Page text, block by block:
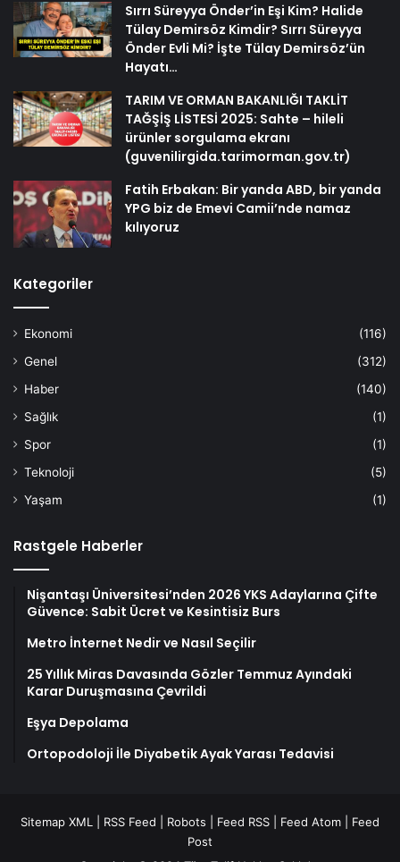
Sırrı Süreyya Önder’in Eşi Kim? Halide
Tülay Demirsöz Kimdir? Sırrı Süreyya
Önder Evli Mi? İşte Tülay Demirsöz’ün
Hayatı…
TARIM VE ORMAN BAKANLIĞI TAKLİT
TAĞŞİŞ LİSTESİ 2025: Sahte – hileli
ürünler sorgulama ekranı
(guvenilirgida.tarimorman.gov.tr)
Fatih Erbakan: Bir yanda ABD, bir yanda
YPG biz de Emevi Camii’nde namaz
kılıyoruz
Kategoriler
Ekonomi
(116)
Genel
(312)
Haber
(140)
Sağlık
(1)
Spor
(1)
Teknoloji
(5)
Yaşam
(1)
Rastgele Haberler
Nişantaşı Üniversitesi’nden 2026 YKS Adaylarına Çifte
Güvence: Sabit Ücret ve Kesintisiz Burs
Metro İnternet Nedir ve Nasıl Seçilir
25 Yıllık Miras Davasında Gözler Temmuz Ayındaki
Karar Duruşmasına Çevrildi
Eşya Depolama
Ortopodoloji İle Diyabetik Ayak Yarası Tedavisi
Sitemap XML RSS Feed Robots Feed RSS Feed Atom
Feed
Post